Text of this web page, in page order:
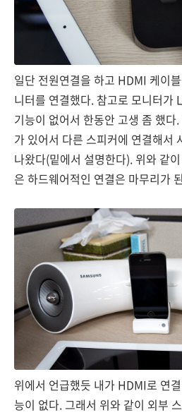
일단 전원연결을 하고 HDMI 케이
니터를 연결했다. 참고로 모니터가
기능이 없어서 한동안 고생 좀 했
가 있어서 다른 스피커에 연결해서
나왔다(밑에서 설명한다). 위와 같
은 하드웨어적인 연결은 마무리가
위에서 언급했듯 내가 HDMI로 연
능이 없다. 그래서 위와 같이 외부